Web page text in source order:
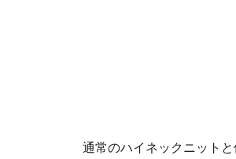
通常のハイネックニット